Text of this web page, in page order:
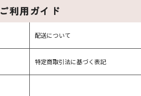
ご利用ガイド
配送について
特定商取引法に基づく表記